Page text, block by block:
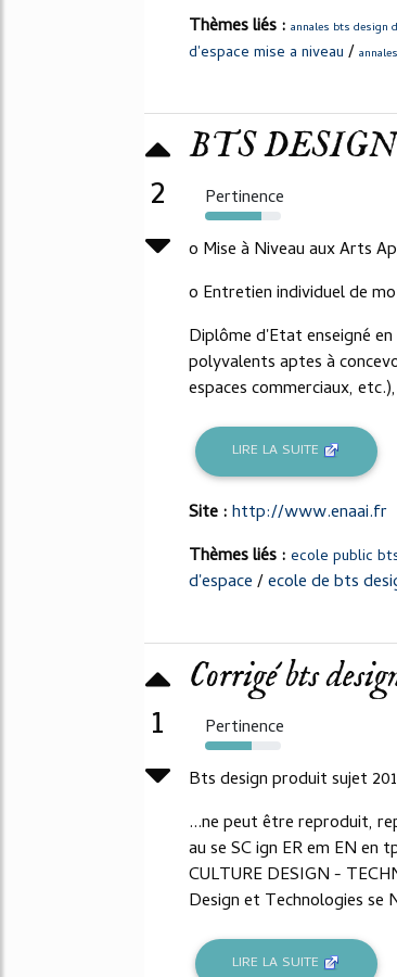
Thèmes liés : annales bts design
d'espace mise a niveau /
2
BTS
Pertinence
74%
o Mise à Niveau aux Arts
o Entretien individuel de
Diplôme d'Etat enseigné
polyvalents aptes à
espaces commerciaux,
LIRE LA SUITE
Site :http://www.enaai.fr
Thèmes liés : ecole public
d'espace/ecole de bts
1
Corrigé bts
Pertinence
62%
Bts design produit sujet
...ne peut être reproduit,
au se SC ign ER em EN en
CULTURE DESIGN -
Design et Technologies se
LIRE LA SUITE